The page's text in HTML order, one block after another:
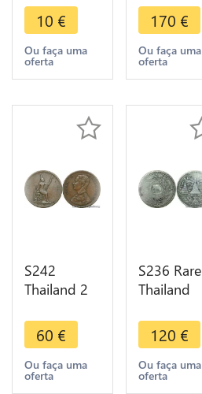
Rama IX
1990 ->
Make Offer
10 €
Ou faça uma
oferta
Satang
Rama IX
2500 1957
UNC ->
170 €
Ou faça uma
oferta
S242
Thailand 2
1868 -
1910 XF ->
Make offer
60 €
Ou faça uma
oferta
S236 Rare
Thailand
IV 1860
Silver
Elephant ->
Make offer
120 €
Ou faça uma
oferta